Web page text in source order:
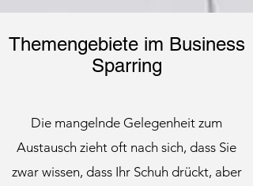
Themengebiete im Business
Sparring
Die mangelnde Gelegenheit zum
Austausch zieht oft nach sich, dass Sie
zwar wissen, dass Ihr Schuh drückt, aber